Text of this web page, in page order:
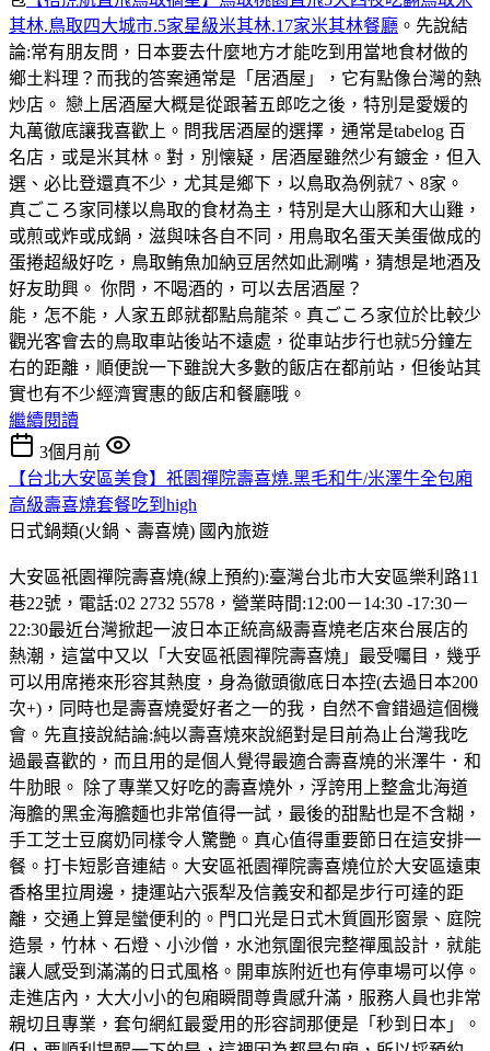
其林.鳥取四大城市.5家星級米其林.17家米其林餐廳 。先說結
論:常有朋友問，日本要去什麼地方才能吃到用當地食材做的
鄉土料理？而我的答案通常是「居酒屋」，它有點像台灣的熱
炒店。 戀上居酒屋大概是從跟著五郎吃之後，特別是愛媛的
丸萬徹底讓我喜歡上。問我居酒屋的選擇，通常是tabelog 百
名店，或是米其林。對，別懐疑，居酒屋雖然少有鍍金，但入
選、必比登還真不少，尤其是鄉下，以鳥取為例就7、8家。
真ごころ家同樣以鳥取的食材為主，特別是大山豚和大山雞，
或煎或炸或成鍋，滋與味各自不同，用鳥取名蛋天美蛋做成的
蛋捲超級好吃，鳥取鲔魚加納豆居然如此涮嘴，猜想是地酒及
好友助興。 你問，不喝酒的，可以去居酒屋？
能，怎不能，人家五郎就都點烏龍茶。真ごころ家位於比較少
觀光客會去的鳥取車站後站不遠處，從車站步行也就5分鐘左
右的距離，順便說一下雖說大多數的飯店在都前站，但後站其
實也有不少經濟實惠的飯店和餐廳哦。
繼續閱讀
3個月前
【台北大安區美食】祇園禪院壽喜燒.黑毛和牛/米澤牛全包廂
高級壽喜燒套餐吃到high
日式鍋類(火鍋、壽喜燒) 國內旅遊
大安區祇園禪院壽喜燒(線上預約):臺灣台北市大安區樂利路11
巷22號，電話:02 2732 5578，營業時間:12:00－14:30 -17:30－
22:30最近台灣掀起一波日本正統高級壽喜燒老店來台展店的
熱潮，這當中又以「大安區祇園禪院壽喜燒」最受囑目，幾乎
可以用席捲來形容其熱度，身為徹頭徹底日本控(去過日本200
次+)，同時也是壽喜燒愛好者之一的我，自然不會錯過這個機
會。先直接說結論:純以壽喜燒來說絕對是目前為止台灣我吃
過最喜歡的，而且用的是個人覺得最適合壽喜燒的米澤牛．和
牛肋眼。 除了專業又好吃的壽喜燒外，浮誇用上整盒北海道
海膽的黑金海膽麵也非常值得一試，最後的甜點也是不含糊，
手工芝士豆腐奶同樣令人驚艷。真心值得重要節日在這安排一
餐。打卡短影音連結。大安區祇園禪院壽喜燒位於大安區遠東
香格里拉周邊，捷運站六張犁及信義安和都是步行可達的距
離，交通上算是蠻便利的。門口光是日式木質圓形窗景、庭院
造景，竹林、石燈、小沙僧，水池氛圍很完整禪風設計，就能
讓人感受到滿滿的日式風格。開車族附近也有停車場可以停。
走進店內，大大小小的包廂瞬間尊貴感升滿，服務人員也非常
親切且專業，套句網紅最愛用的形容詞那便是「秒到日本」。